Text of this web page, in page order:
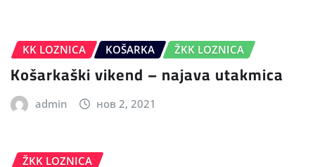
KK LOZNICA KOŠARKA ŽKK LOZNICA
Košarkaški vikend – najava utakmica
admin нов 2, 2021
ŽKK LOZNICA